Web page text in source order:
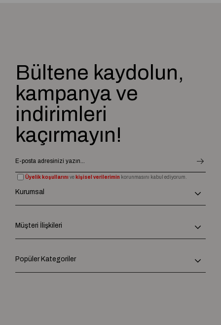
Bültene kaydolun,
kampanya ve
indirimleri
kaçırmayın!
Üyelik koşullarını ve kişisel verilerimin korunmasını kabul ediyorum.
Kurumsal
Müşteri İlişkileri
Popüler Kategoriler